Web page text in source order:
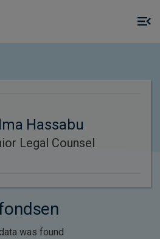
Hassabu
Legal Counsel
was found